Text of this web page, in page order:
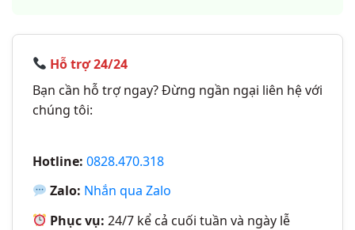
Hỗ trợ 24/24
Bạn cần hỗ trợ ngay? Đừng ngần ngại liên hệ với
chúng tôi:
Hotline: 0828.470.318
Zalo: Nhắn qua Zalo
Phục vụ: 24/7 kể cả cuối tuần và ngày lễ